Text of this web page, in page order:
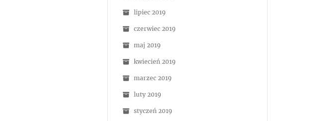
lipiec 2019
czerwiec 2019
maj 2019
kwiecień 2019
marzec 2019
luty 2019
styczeń 2019